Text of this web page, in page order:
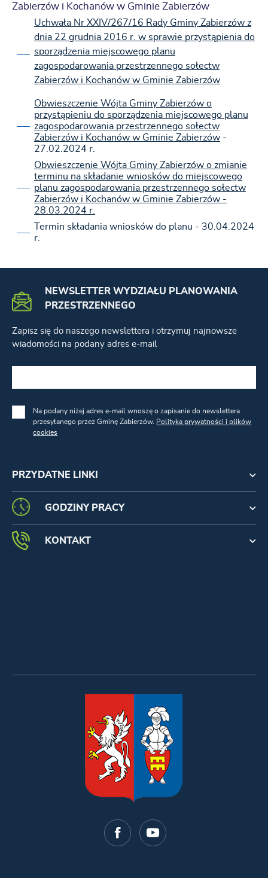
Zabierzów i Kochanów w Gminie Zabierzów
Uchwała Nr XXIV/267/16 Rady Gminy Zabierzów z
dnia 22 grudnia 2016 r. w sprawie przystąpienia do
sporządzenia miejscowego planu
zagospodarowania przestrzennego sołectw
Zabierzów i Kochanów w Gminie Zabierzów
Obwieszczenie Wójta Gminy Zabierzów o
przystąpieniu do sporządzenia miejscowego planu
zagospodarowania przestrzennego sołectw
Zabierzów i Kochanów w Gminie Zabierzów -
27.02.2024 r.
Obwieszczenie Wójta Gminy Zabierzów o zmianie
terminu na składanie wniosków do miejscowego
planu zagospodarowania przestrzennego sołectw
Zabierzów i Kochanów w Gminie Zabierzów -
28.03.2024 r.
Termin składania wniosków do planu - 30.04.2024
r.
PRZYDATNE LINKI
NEWSLETTER WYDZIAŁU PLANOWANIA
PRZESTRZENNEGO
Zapisz się do naszego newslettera i otrzymuj najnowsze
wiadomości na podany adres e-mail
Na podany niżej adres e-mail wnoszę o zapisanie do newslettera
przesyłanego przez Gminę Zabierzów. Polityka prywatności i plików
cookies
GODZINY PRACY
KONTAKT